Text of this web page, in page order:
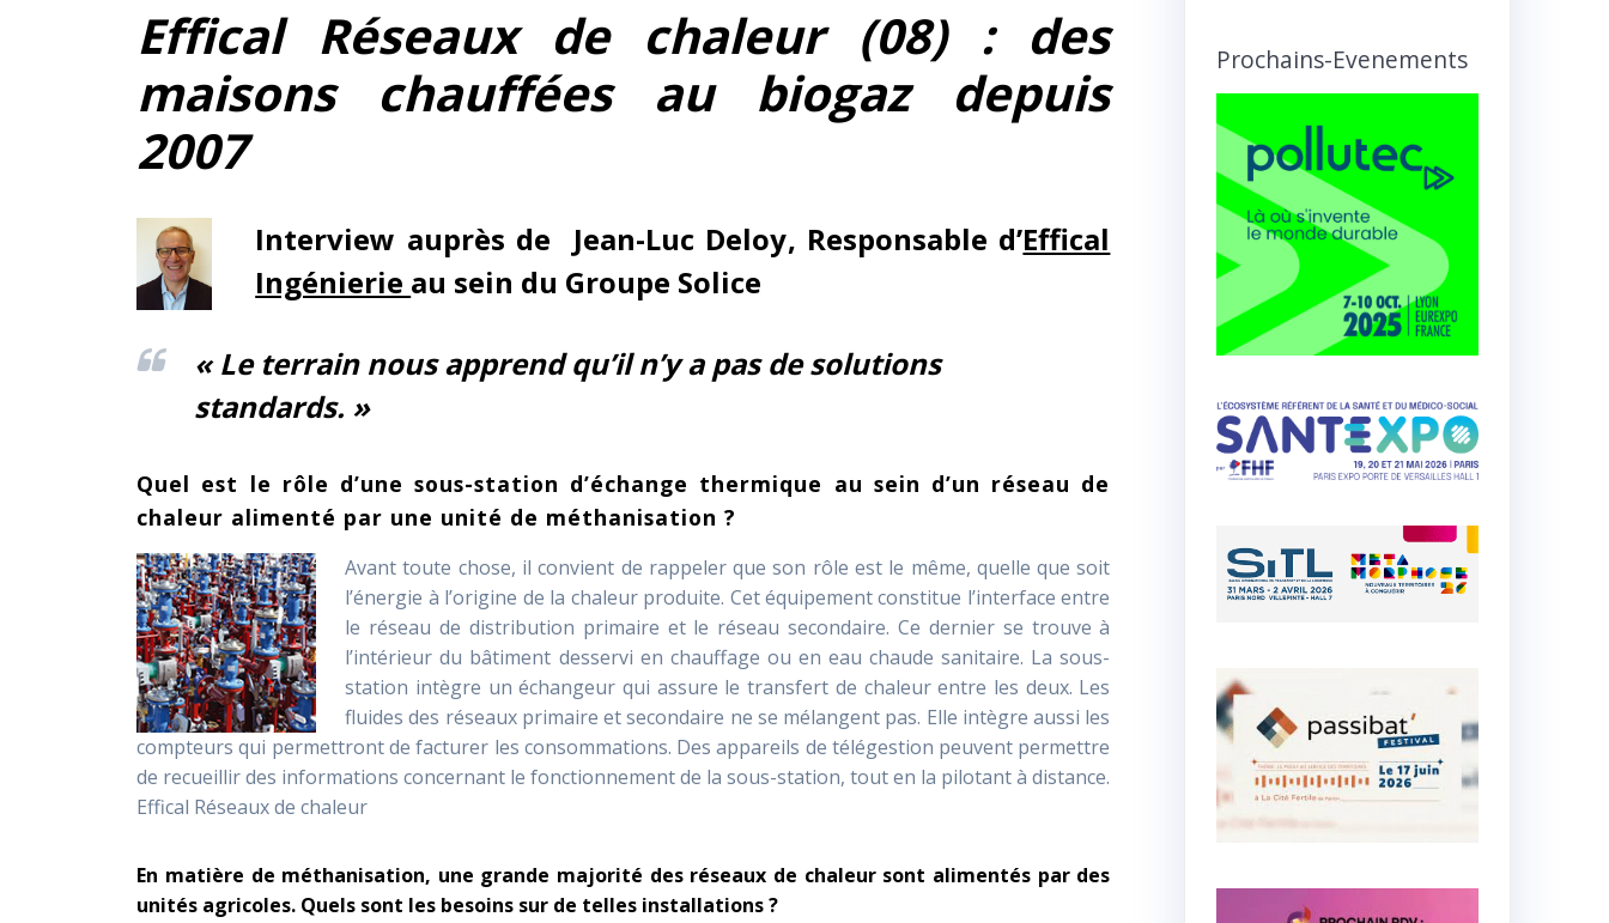
Effical Réseaux de chaleur (08) : des
maisons chauffées au biogaz depuis
2007
Interview auprès de Jean-Luc Deloy, Responsable d’Effical
Ingénierie au sein du Groupe Solice
«Le terrain nous apprend qu’il n’y a pas de solutions
standards. »
Quel est le rôle d’une sous-station d’échange thermique au sein d’un réseau de
chaleur alimenté par une unité de méthanisation ?
Avant toute chose, il convient de rappeler que son rôle est le même, quelle que soit
l’énergie à l’origine de la chaleur produite. Cet équipement constitue l’interface entre
le réseau de distribution primaire et le réseau secondaire. Ce dernier se trouve à
l’intérieur du bâtiment desservi en chauffage ou en eau chaude sanitaire. La sous-
station intègre un échangeur qui assure le transfert de chaleur entre les deux. Les
fluides des réseaux primaire et secondaire ne se mélangent pas. Elle intègre aussi les
compteurs qui permettront de facturer les consommations. Des appareils de télégestion peuvent permettre
de recueillir des informations concernant le fonctionnement de la sous-station, tout en la pilotant à distance.
Effical Réseaux de chaleur
En matière de méthanisation, une grande majorité des réseaux de chaleur sont alimentés par des
unités agricoles. Quels sont les besoins sur de telles installations ?
Prochains-Evenements